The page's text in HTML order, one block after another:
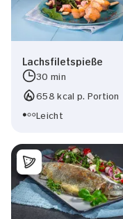
Lachsfiletspieße
30 min
658 kcal p. Portion
Leicht